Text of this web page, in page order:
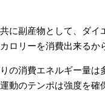
に副産物として、ダ
ロリーを消費出来るか
の消費エネルギー量
動のテンポは強度を